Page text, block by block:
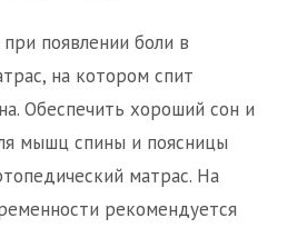
появлении боли в
на котором спит
Обеспечить хороший сон и
мышц спины и поясницы
матрас. На
рекомендуется